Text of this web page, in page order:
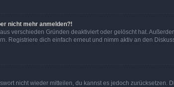
nicht mehr anmelden?!
verschieden Gründen deaktiviert oder gelöscht hat.
Registriere dich einfach erneut und nimm aktiv an den
nicht wieder mitteilen, du kannst es jedoch zurücksetzen.